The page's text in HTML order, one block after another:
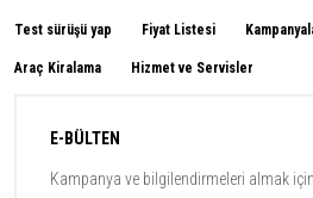
Test sürüşü yap Fiyat Listesi
Araç Kiralama Hizmet ve Servisler
E-BÜLTEN
Kampanya ve bilgilendirmeleri almak